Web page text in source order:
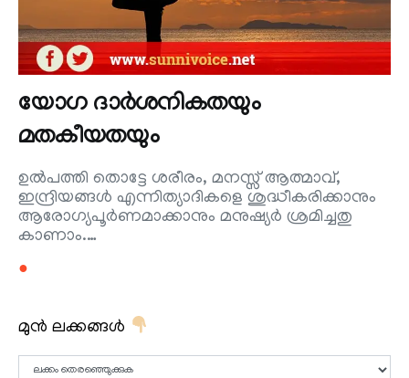
യോഗ ദാർശനികതയും
മതകീയതയും
ഉൽപത്തി തൊട്ടേ ശരീരം, മനസ്സ് ആത്മാവ്,
ഇന്ദ്രിയങ്ങൾ എന്നിത്യാദികളെ ശുദ്ധീകരിക്കാനും
ആരോഗ്യപൂർണമാക്കാനും മനുഷ്യർ ശ്രമിച്ചതു
കാണാം.…
●
മുൻ ലക്കങ്ങൾ